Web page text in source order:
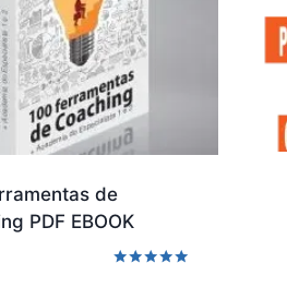
de
PDF EBOOK